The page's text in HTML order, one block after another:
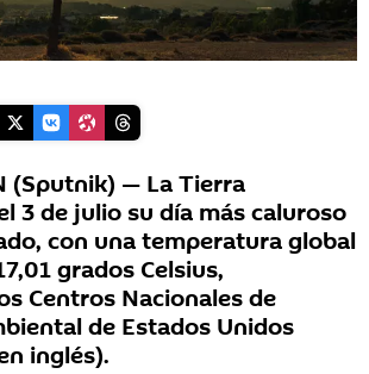
(Sputnik) — La Tierra
3 de julio su día más caluroso
con una temperatura global
grados Celsius,
Centros Nacionales de
de Estados Unidos
inglés).